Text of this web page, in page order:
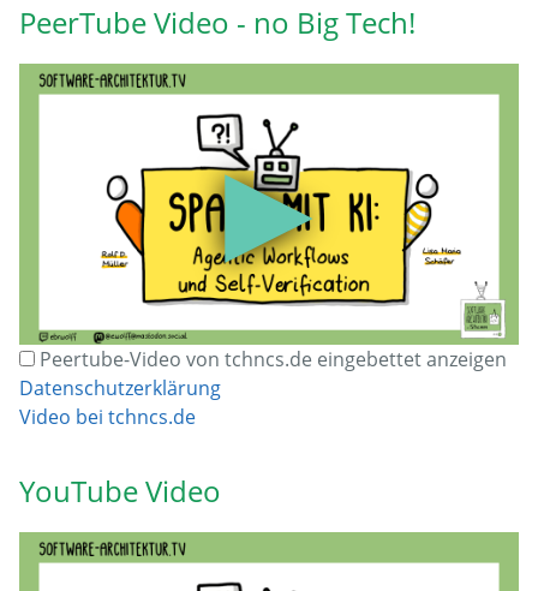
PeerTube Video - no Big Tech!
▶
Peertube-Video von tchncs.de eingebettet anzeigen
Datenschutzerklärung
Video bei tchncs.de
YouTube Video